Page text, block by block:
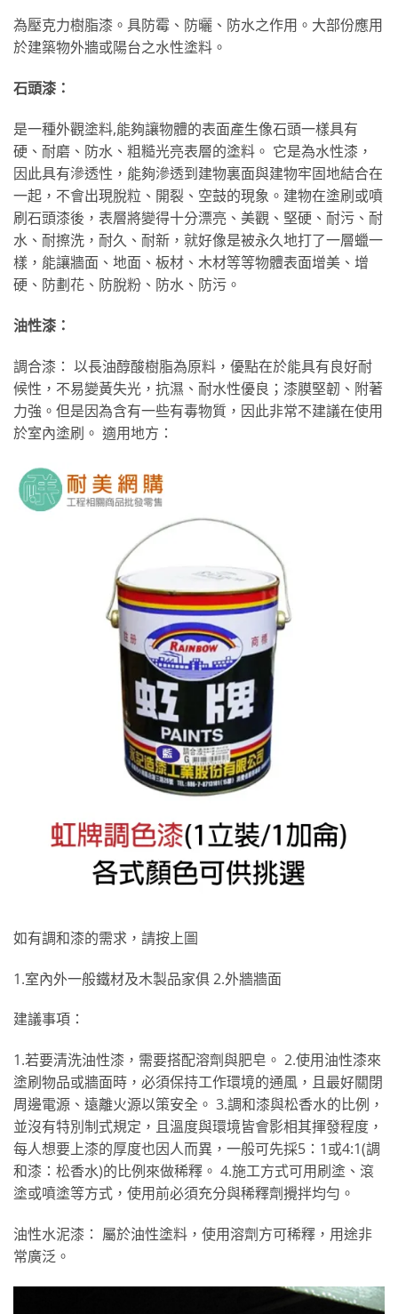
為壓克力樹脂漆。具防霉、防曬、防水之作用。大部份應用
於建築物外牆或陽台之水性塗料。
石頭漆：
是一種外觀塗料,能夠讓物體的表面產生像石頭一樣具有
硬、耐磨、防水、粗糙光亮表層的塗料。 它是為水性漆，
因此具有滲透性，能夠滲透到建物裏面與建物牢固地結合在
一起，不會出現脫粒、開裂、空鼓的現象。建物在塗刷或噴
刷石頭漆後，表層將變得十分漂亮、美觀、堅硬、耐污、耐
水、耐擦洗，耐久、耐新，就好像是被永久地打了一層蠟一
樣，能讓牆面、地面、板材、木材等等物體表面增美、增
硬、防劃花、防脫粉、防水、防污。
油性漆：
調合漆： 以長油醇酸樹脂為原料，優點在於能具有良好耐
候性，不易變黃失光，抗濕、耐水性優良；漆膜堅韌、附著
力強。但是因為含有一些有毒物質，因此非常不建議在使用
於室內塗刷。 適用地方：
如有調和漆的需求，請按上圖
1.室內外一般鐵材及木製品家俱 2.外牆牆面
建議事項：
1.若要清洗油性漆，需要搭配溶劑與肥皂。 2.使用油性漆來
塗刷物品或牆面時，必須保持工作環境的通風，且最好關閉
周邊電源、遠離火源以策安全。 3.調和漆與松香水的比例，
並沒有特別制式規定，且溫度與環境皆會影相其揮發程度，
每人想要上漆的厚度也因人而異，一般可先採5：1或4:1(調
和漆：松香水)的比例來做稀釋。 4.施工方式可用刷塗、滾
塗或噴塗等方式，使用前必須充分與稀釋劑攪拌均勻。
油性水泥漆： 屬於油性塗料，使用溶劑方可稀釋，用途非
常廣泛。